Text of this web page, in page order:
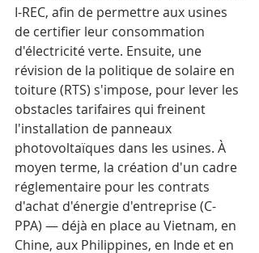
I-REC, afin de permettre aux usines
de certifier leur consommation
d'électricité verte. Ensuite, une
révision de la politique de solaire en
toiture (RTS) s'impose, pour lever les
obstacles tarifaires qui freinent
l'installation de panneaux
photovoltaïques dans les usines. À
moyen terme, la création d'un cadre
réglementaire pour les contrats
d'achat d'énergie d'entreprise (C-
PPA) — déjà en place au Vietnam, en
Chine, aux Philippines, en Inde et en